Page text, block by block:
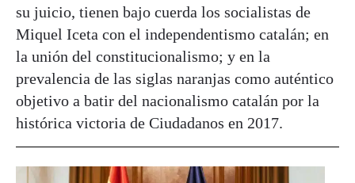
su juicio, tienen bajo cuerda los socialistas de
Miquel Iceta con el independentismo catalán; en
la unión del constitucionalismo; y en la
prevalencia de las siglas naranjas como auténtico
objetivo a batir del nacionalismo catalán por la
histórica victoria de Ciudadanos en 2017.